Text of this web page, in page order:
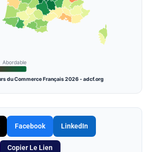
Abordable
du Commerce Français 2026 - adcf.org
Facebook LinkedIn
Copier Le Lien